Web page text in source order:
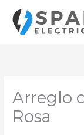
contenido
Arreglo
Rosa